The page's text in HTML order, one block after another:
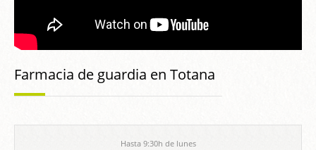
Farmacia de guardia en Totana
Hasta 9:30h de lunes